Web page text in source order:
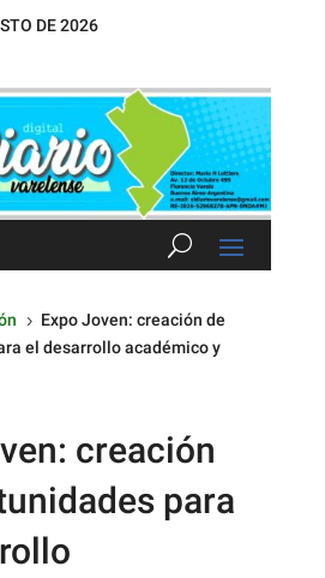
DE 2026
5 Expo Joven: creación de
el desarrollo académico y
creación
para